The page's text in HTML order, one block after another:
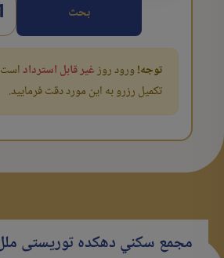
بحث 1
توجه!ورود روزغیر قابل استرداد
تکمیل رزرو به این مورد دقت فرمایید.
مجمع سكني دهکده توریستی